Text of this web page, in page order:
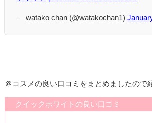
— watako chan (@watakochan1)
＠コスメの良い口コミをまとめましたので
クイックホワイトの良い口コミ